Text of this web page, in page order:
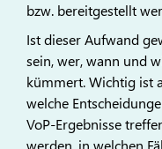
bzw. bereitgestellt
Ist dieser Aufwand
sein, wer, wann und
kümmert. Wichtig ist
welche
VoP-Ergebnisse
werden, in welchen